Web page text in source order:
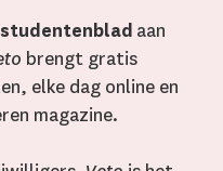
aan
brengt gratis
elke dag online en
magazine.